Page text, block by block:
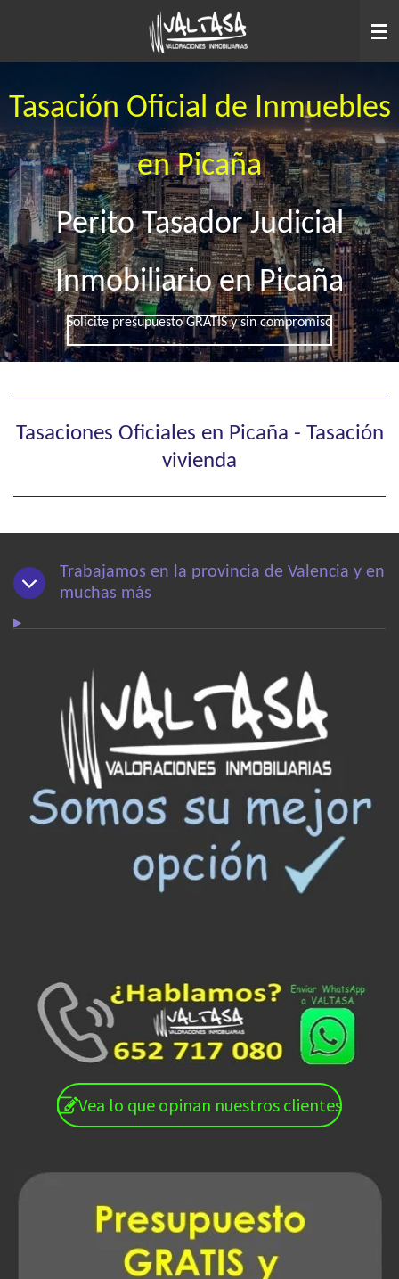
contenido
Tasación Oficial de Inmuebles
en Picaña
Perito Tasador Judicial
Inmobiliario en Picaña
Solicite presupuesto GRATIS y sin compromiso
Tasaciones Oficiales en Picaña - Tasación
vivienda
Trabajamos en la provincia de Valencia y en
muchas más
Vea lo que opinan nuestros clientes